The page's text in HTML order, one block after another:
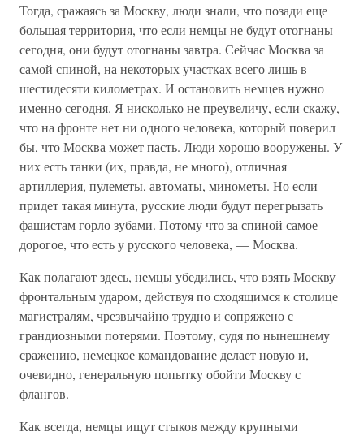
Тогда, сражаясь за Москву, люди знали, что позади еще
большая территория, что если немцы не будут отогнаны
сегодня, они будут отогнаны завтра. Сейчас Москва за
самой спиной, на некоторых участках всего лишь в
шестидесяти километрах. И остановить немцев нужно
именно сегодня. Я нисколько не преувеличу, если скажу,
что на фронте нет ни одного человека, который поверил
бы, что Москва может пасть. Люди хорошо вооружены. У
них есть танки (их, правда, не много), отличная
артиллерия, пулеметы, автоматы, минометы. Но если
придет такая минута, русские люди будут перегрызать
фашистам горло зубами. Потому что за спиной самое
дорогое, что есть у русского человека, — Москва.
Как полагают здесь, немцы убедились, что взять Москву
фронтальным ударом, действуя по сходящимся к столице
магистралям, чрезвычайно трудно и сопряжено с
грандиозными потерями. Поэтому, судя по нынешнему
сражению, немецкое командование делает новую и,
очевидно, генеральную попытку обойти Москву с
флангов.
Как всегда, немцы ищут стыков между крупными